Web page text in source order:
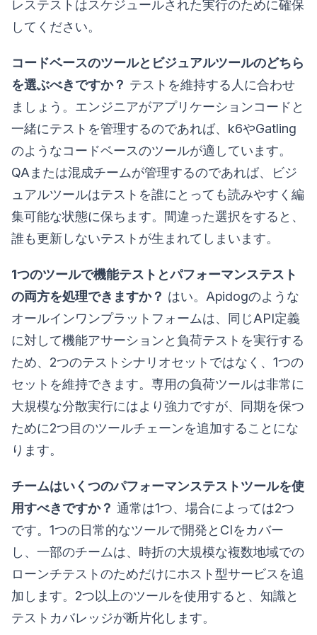
レステストはスケジュールされた実行のために確保
してください。
コードベースのツールとビジュアルツールのどちら
を選ぶべきですか？ テストを維持する人に合わせ
ましょう。エンジニアがアプリケーションコードと
一緒にテストを管理するのであれば、k6やGatling
のようなコードベースのツールが適しています。
QAまたは混成チームが管理するのであれば、ビジ
ュアルツールはテストを誰にとっても読みやすく編
集可能な状態に保ちます。間違った選択をすると、
誰も更新しないテストが生まれてしまいます。
1つのツールで機能テストとパフォーマンステスト
の両方を処理できますか？ はい。Apidogのような
オールインワンプラットフォームは、同じAPI定義
に対して機能アサーションと負荷テストを実行する
ため、2つのテストシナリオセットではなく、1つの
セットを維持できます。専用の負荷ツールは非常に
大規模な分散実行にはより強力ですが、同期を保つ
ために2つ目のツールチェーンを追加することにな
ります。
チームはいくつのパフォーマンステストツールを使
用すべきですか？ 通常は1つ、場合によっては2つ
です。1つの日常的なツールで開発とCIをカバー
し、一部のチームは、時折の大規模な複数地域での
ローンチテストのためだけにホスト型サービスを追
加します。2つ以上のツールを使用すると、知識と
テストカバレッジが断片化します。